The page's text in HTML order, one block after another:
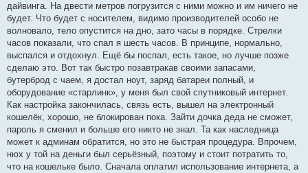
дайвинга. На двести метров погрузится с ними можно и им ничего не
будет. Что будет с носителем, видимо производителей особо не
волновало, тело опустится на дно, зато часы в порядке. Стрелки
часов показали, что спал я шесть часов. В принципе, нормально,
выспался и отдохнул. Ещё бы поспал, есть такое, но лучше позже
сделаю это. Вот так быстро позавтракав своими запасами,
бутерброд с чаем, я достал ноут, заряд батареи полный, и
оборудование «старлинк», у меня был свой спутниковый интернет.
Как настройка закончилась, связь есть, вышел на электронный
кошелёк, хорошо, не блокирован пока. Зайти дочка деда не сможет,
пароль я сменил и больше его никто не знал. Та как наследница
может к админам обратится, но это не быстрая процедура. Впрочем,
нюх у той на деньги был серьёзный, поэтому и стоит потратить то,
что на кошельке было. Сначала оплатил использование интернета, а